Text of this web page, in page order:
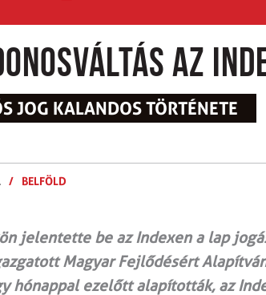
az
JOG KALANDOS TÖRTÉNETE
/ BELFÖLD
jelentette be az Indexen a lap
Magyar Fejlődésért
hónappal ezelőtt alapították, az